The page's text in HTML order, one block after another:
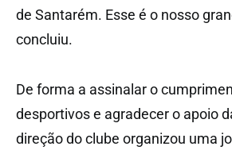
de Santarém. Esse é o nosso
concluiu.
De forma a assinalar o
desportivos e agradecer o apoio
direção do clube organizou uma